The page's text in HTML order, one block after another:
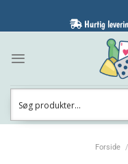
Hurtig
Forside /